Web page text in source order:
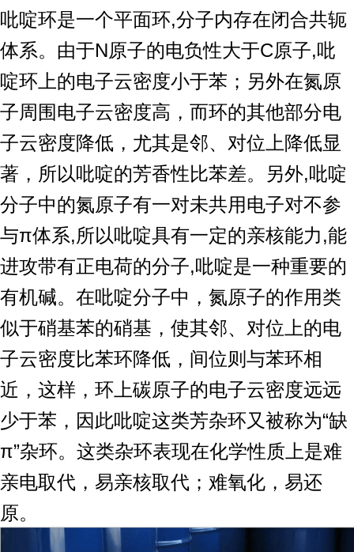
吡啶环是一个平面环,分子内存在闭合共轭
体系。由于N原子的电负性大于C原子,吡
啶环上的电子云密度小于苯；另外在氮原
子周围电子云密度高，而环的其他部分电
子云密度降低，尤其是邻、对位上降低显
著，所以吡啶的芳香性比苯差。另外,吡啶
分子中的氮原子有一对未共用电子对不参
与π体系,所以吡啶具有一定的亲核能力,能
进攻带有正电荷的分子,吡啶是一种重要的
有机碱。在吡啶分子中，氮原子的作用类
似于硝基苯的硝基，使其邻、对位上的电
子云密度比苯环降低，间位则与苯环相
近，这样，环上碳原子的电子云密度远远
少于苯，因此吡啶这类芳杂环又被称为“缺
π”杂环。这类杂环表现在化学性质上是难
亲电取代，易亲核取代；难氧化，易还
原。